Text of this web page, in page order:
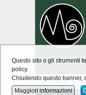
Home
»Catalogo »
Questo sito o gli strumenti
policy.
Chiudendo questo banner,
Maggiori informazioni